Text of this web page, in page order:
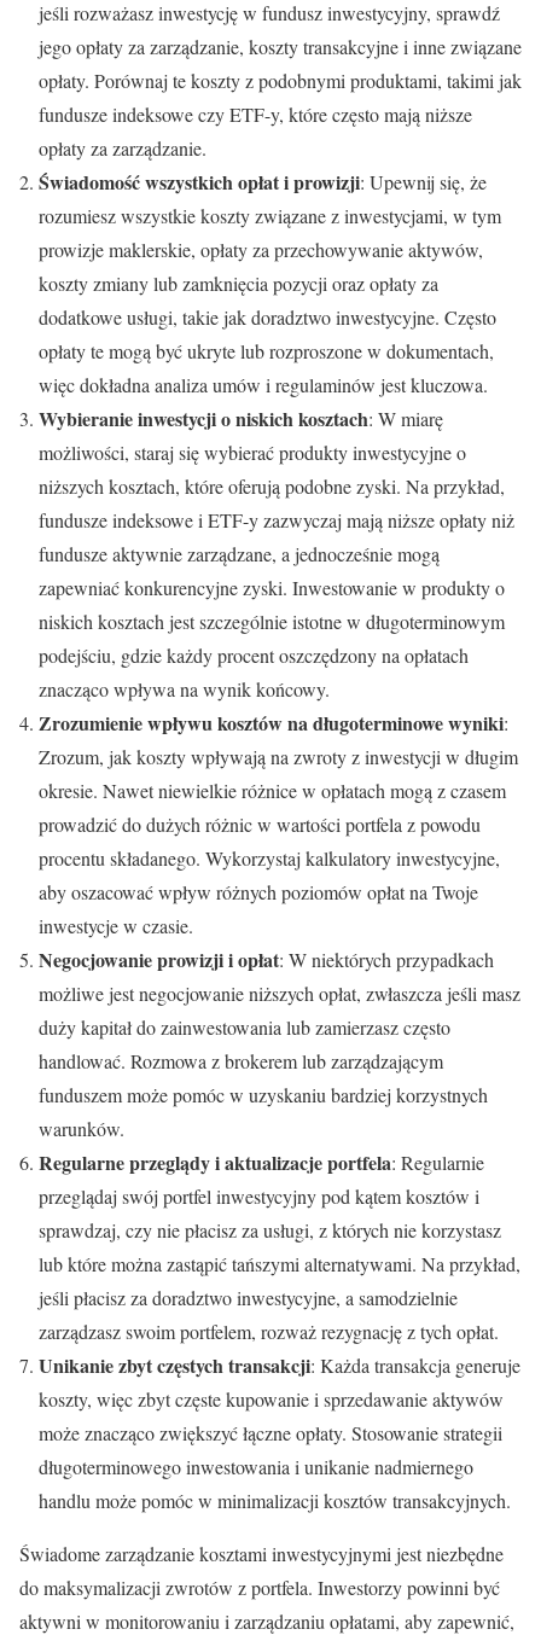
jeśli rozważasz inwestycję w fundusz inwestycyjny, sprawdź
jego opłaty za zarządzanie, koszty transakcyjne i inne związane
opłaty. Porównaj te koszty z podobnymi produktami, takimi jak
fundusze indeksowe czy ETF-y, które często mają niższe
opłaty za zarządzanie.
Świadomość wszystkich opłat i prowizji: Upewnij się, że
rozumiesz wszystkie koszty związane z inwestycjami, w tym
prowizje maklerskie, opłaty za przechowywanie aktywów,
koszty zmiany lub zamknięcia pozycji oraz opłaty za
dodatkowe usługi, takie jak doradztwo inwestycyjne. Często
opłaty te mogą być ukryte lub rozproszone w dokumentach,
więc dokładna analiza umów i regulaminów jest kluczowa.
Wybieranie inwestycji o niskich kosztach: W miarę
możliwości, staraj się wybierać produkty inwestycyjne o
niższych kosztach, które oferują podobne zyski. Na przykład,
fundusze indeksowe i ETF-y zazwyczaj mają niższe opłaty niż
fundusze aktywnie zarządzane, a jednocześnie mogą
zapewniać konkurencyjne zyski. Inwestowanie w produkty o
niskich kosztach jest szczególnie istotne w długoterminowym
podejściu, gdzie każdy procent oszczędzony na opłatach
znacząco wpływa na wynik końcowy.
Zrozumienie wpływu kosztów na długoterminowe wyniki:
Zrozum, jak koszty wpływają na zwroty z inwestycji w długim
okresie. Nawet niewielkie różnice w opłatach mogą z czasem
prowadzić do dużych różnic w wartości portfela z powodu
procentu składanego. Wykorzystaj kalkulatory inwestycyjne,
aby oszacować wpływ różnych poziomów opłat na Twoje
inwestycje w czasie.
Negocjowanie prowizji i opłat: W niektórych przypadkach
możliwe jest negocjowanie niższych opłat, zwłaszcza jeśli masz
duży kapitał do zainwestowania lub zamierzasz często
handlować. Rozmowa z brokerem lub zarządzającym
funduszem może pomóc w uzyskaniu bardziej korzystnych
warunków.
Regularne przeglądy i aktualizacje portfela: Regularnie
przeglądaj swój portfel inwestycyjny pod kątem kosztów i
sprawdzaj, czy nie płacisz za usługi, z których nie korzystasz
lub które można zastąpić tańszymi alternatywami. Na przykład,
jeśli płacisz za doradztwo inwestycyjne, a samodzielnie
zarządzasz swoim portfelem, rozważ rezygnację z tych opłat.
Unikanie zbyt częstych transakcji: Każda transakcja generuje
koszty, więc zbyt częste kupowanie i sprzedawanie aktywów
może znacząco zwiększyć łączne opłaty. Stosowanie strategii
długoterminowego inwestowania i unikanie nadmiernego
handlu może pomóc w minimalizacji kosztów transakcyjnych.
Świadome zarządzanie kosztami inwestycyjnymi jest niezbędne
do maksymalizacji zwrotów z portfela. Inwestorzy powinni być
aktywni w monitorowaniu i zarządzaniu opłatami, aby zapewnić,